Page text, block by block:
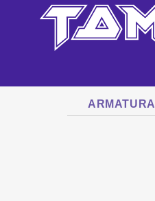
ARMATURA